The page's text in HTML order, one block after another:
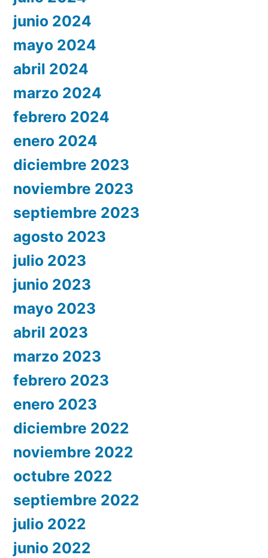
junio 2024
mayo 2024
abril 2024
marzo 2024
febrero 2024
enero 2024
diciembre 2023
noviembre 2023
septiembre 2023
agosto 2023
julio 2023
junio 2023
mayo 2023
abril 2023
marzo 2023
febrero 2023
enero 2023
diciembre 2022
noviembre 2022
octubre 2022
septiembre 2022
julio 2022
junio 2022